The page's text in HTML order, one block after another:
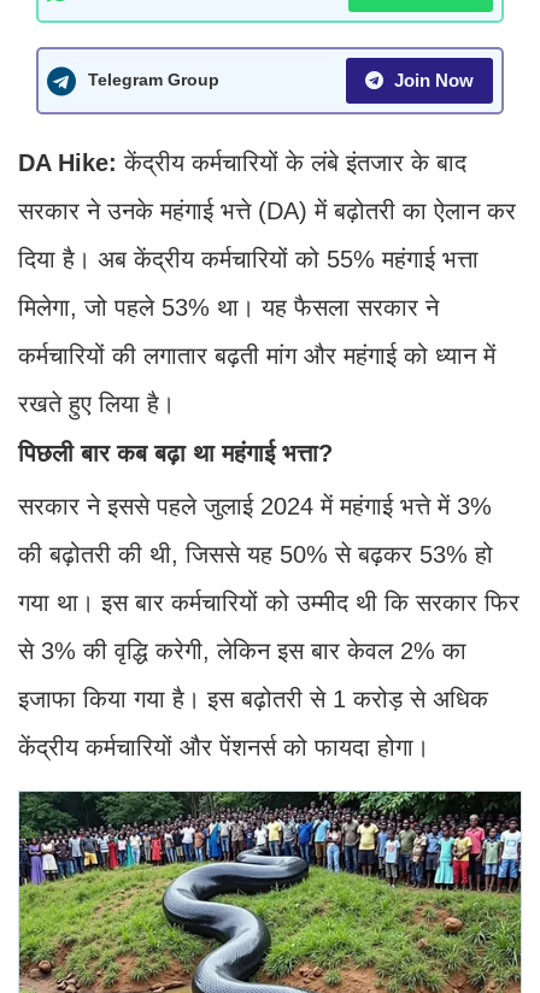
Telegram Group Join Now
DA Hike:केंद्रीय कर्मचारियों के लंबे इंतजार के बाद
सरकार ने उनके महंगाई भत्ते (DA) में बढ़ोतरी का ऐलान कर
दिया है। अब केंद्रीय कर्मचारियों को 55% महंगाई भत्ता
मिलेगा, जो पहले 53% था। यह फैसला सरकार ने
कर्मचारियों की लगातार बढ़ती मांग और महंगाई को ध्यान में
रखते हुए लिया है।
पिछली बार कब बढ़ा था महंगाई भत्ता?
सरकार ने इससे पहले जुलाई 2024 में महंगाई भत्ते में 3%
की बढ़ोतरी की थी, जिससे यह 50% से बढ़कर 53% हो
गया था। इस बार कर्मचारियों को उम्मीद थी कि सरकार फिर
से 3% की वृद्धि करेगी, लेकिन इस बार केवल 2% का
इजाफा किया गया है। इस बढ़ोतरी से 1 करोड़ से अधिक
केंद्रीय कर्मचारियों और पेंशनर्स को फायदा होगा।